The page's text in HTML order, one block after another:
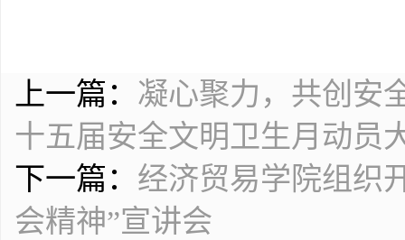
上一篇： 凝心聚力，共创
十五届安全文明卫生月动员
下一篇： 经济贸易学院组织
会精神”宣讲会